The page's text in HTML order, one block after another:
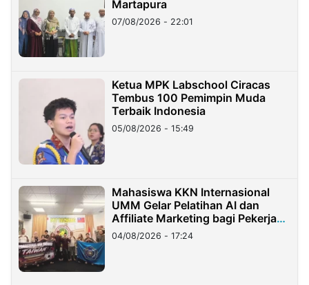
Martapura
07/08/2026 - 22:01
Ketua MPK Labschool Ciracas
Tembus 100 Pemimpin Muda
Terbaik Indonesia
05/08/2026 - 15:49
Mahasiswa KKN Internasional
UMM Gelar Pelatihan AI dan
Affiliate Marketing bagi Pekerja
Migran Indonesia di Taiwan
04/08/2026 - 17:24